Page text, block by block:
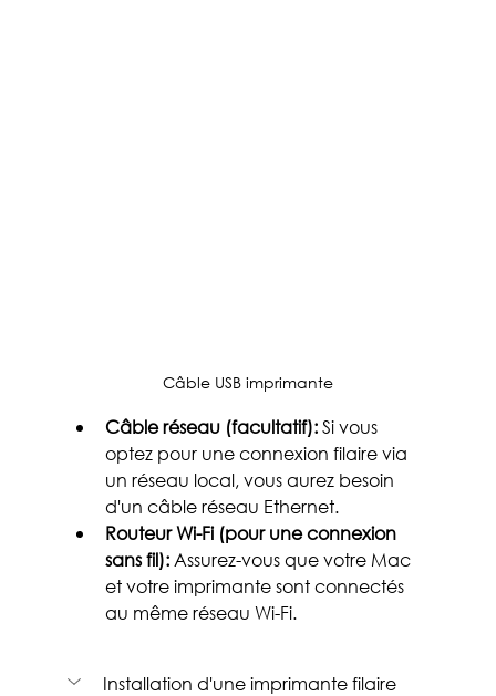
Câble USB imprimante
Câble réseau (facultatif): Si vous
optez pour une connexion filaire via
un réseau local, vous aurez besoin
d'un câble réseau Ethernet.
Routeur Wi-Fi (pour une connexion
sans fil): Assurez-vous que votre Mac
et votre imprimante sont connectés
au même réseau Wi-Fi.
Installation d'une imprimante filaire